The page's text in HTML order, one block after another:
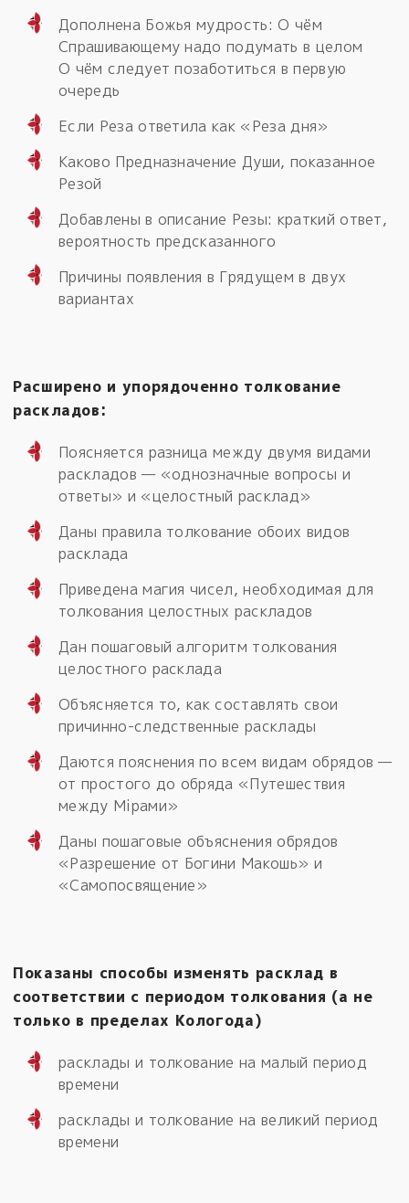
Дополнена Божья мудрость: О чём
Спрашивающему надо подумать в целом
О чём следует позаботиться в первую
очередь
Если Реза ответила как «Реза дня»
Каково Предназначение Души, показанное
Резой
Добавлены в описание Резы: краткий ответ,
вероятность предсказанного
Причины появления в Грядущем в двух
вариантах
Расширено и упорядоченно толкование
раскладов:
Поясняется разница между двумя видами
раскладов — «однозначные вопросы и
ответы» и «целостный расклад»
Даны правила толкование обоих видов
расклада
Приведена магия чисел, необходимая для
толкования целостных раскладов
Дан пошаговый алгоритм толкования
целостного расклада
Объясняется то, как составлять свои
причинно-следственные расклады
Даются пояснения по всем видам обрядов —
от простого до обряда «Путешествия
между Мiрами»
Даны пошаговые объяснения обрядов
«Разрешение от Богини Макошь» и
«Самопосвящение»
Показаны способы изменять расклад в
соответствии с периодом толкования (а не
только в пределах Кологода)
расклады и толкование на малый период
времени
расклады и толкование на великий период
времени